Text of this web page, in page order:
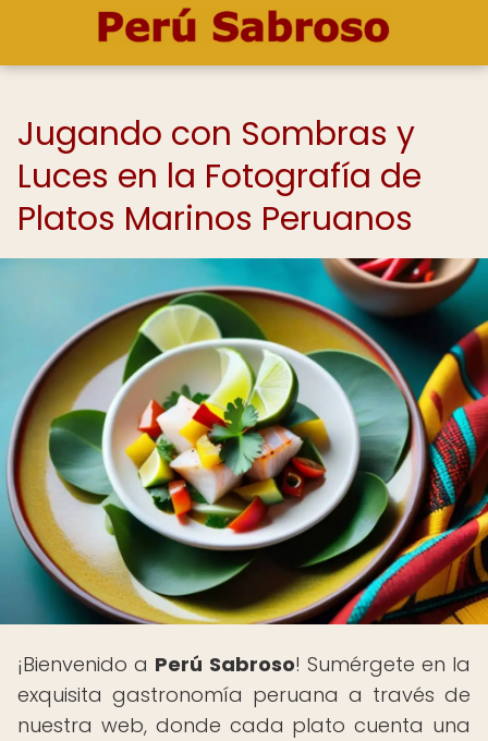
Jugando con Sombras y
Luces en la Fotografía de
Platos Marinos Peruanos
¡Bienvenido a Perú Sabroso! Sumérgete en la
exquisita gastronomía peruana a través de
nuestra web, donde cada plato cuenta una